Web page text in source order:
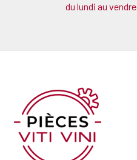
du lundi au